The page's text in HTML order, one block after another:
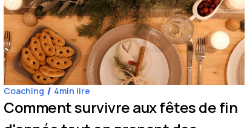
Coaching 4min lire
Comment survivre aux fêtes de fin